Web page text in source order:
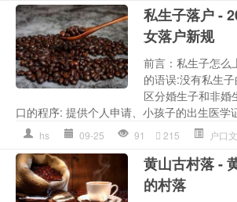
私生子落户 -
女落户新规
前言：私生子怎么
的语误:没有私生
区分婚生子和非婚
口的程序: 提供个人申请、小孩子的出生医学
hs 09-25 91 215 户口
黄山古村落 -
的村落